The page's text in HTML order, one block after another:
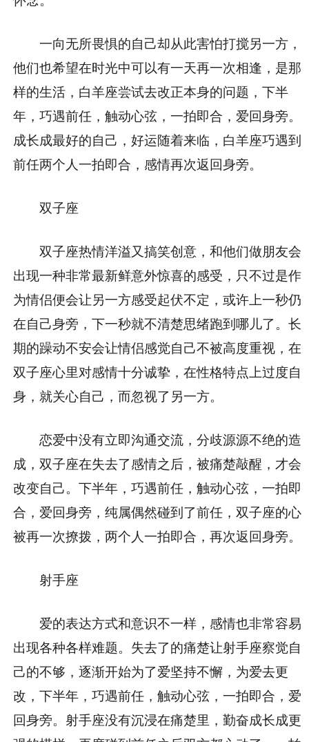
一向无所畏惧的自己却从此害怕打搅另一方，
他们也希望在时光中可以有一天再一次相逢，是那
样的生活，白羊座尝试去改正本身的问题，下半
年，巧遇前任，触动心弦，一拍即合，爱回身旁。
成长成最好的自己，好运随着来临，白羊座巧遇到
前任两个人一拍即合，感情再次返回身旁。
双子座
双子座热情洋溢又搞笑创意，和他们做朋友会
出现一种非常最新鲜意外惊喜的感受，只不过是作
为情侣便会让另一方感受起伏不定，或许上一秒仍
在自己身旁，下一秒就不清楚思绪跑到哪儿了。长
期的躁动不安会让情侣感觉自己不被高度重视，在
双子座心里对感情十分诚挚，在性格特点上过度自
身，就关心自己，而忽视了另一方。
恋爱中没有立即沟通交流，分歧源源不绝的造
成，双子座在失去了感情之后，被痛楚敲醒，才会
改变自己。下半年，巧遇前任，触动心弦，一拍即
合，爱回身旁，纯属偶然碰到了前任，双子座的心
被再一次撩拨，两个人一拍即合，再次返回身旁。
射手座
爱的表达方式和意识不一样，感情也非常容易
出现各种各样难题。失去了的痛楚让射手座察觉自
己的不够，逐渐开始为了爱坚持不懈，为爱去更
改，下半年，巧遇前任，触动心弦，一拍即合，爱
回身旁。射手座没有沉浸在痛楚里，勤奋成长成更